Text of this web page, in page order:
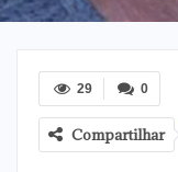
0
29
Compartilhar